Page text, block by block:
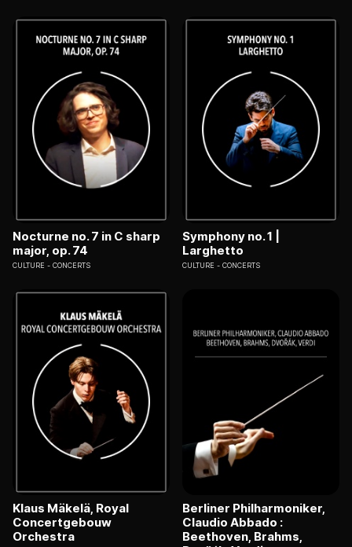
Nocturne no. 7 in C sharp
major, op. 74
CULTURE CONCERTS
Symphony no. 1 |
Larghetto
CULTURE CONCERTS
Klaus Mäkelä, Royal
Concertgebouw
Orchestra
Berliner Philharmoniker,
Claudio Abbado :
Beethoven, Brahms,